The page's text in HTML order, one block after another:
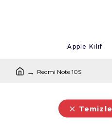
Apple Kılıf
Redmi Note 10S
Temizle